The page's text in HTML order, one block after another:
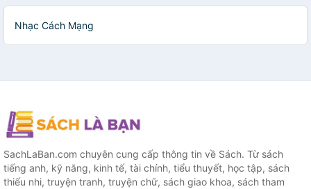
Nhạc Cách Mạng
SachLaBan.com chuyên cung cấp thông tin về Sách. Từ sách
tiếng anh, kỹ năng, kinh tế, tài chính, tiểu thuyết, học tập, sách
thiếu nhi, truyện tranh, truyện chữ, sách giao khoa, sách tham